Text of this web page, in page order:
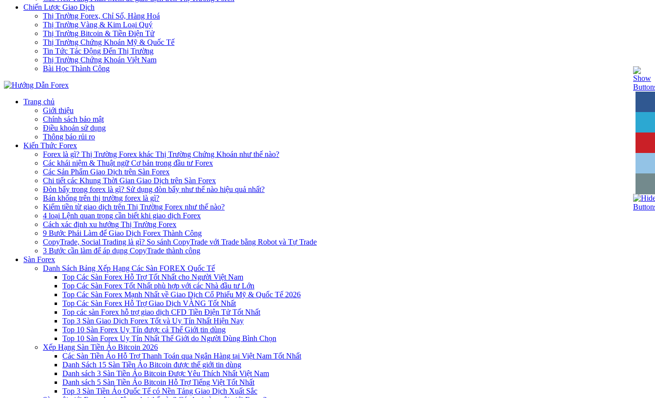
Chiến Lược Giao Dịch
Thị Trường Forex, Chỉ Số, Hàng Hoá
Thị Trường Vàng & Kim Loại Quý
Thị Trường Bitcoin & Tiền Điện Tử
Thị Trường Chứng Khoán Mỹ & Quốc Tế
Tin Tức Tác Động Đến Thị Trường
Thị Trường Chứng Khoán Việt Nam
Bài Học Thành Công
Trang chủ
Giới thiệu
Chính sách bảo mật
Điều khoản sử dụng
Thông báo rủi ro
Kiến Thức Forex
Forex là gì? Thị Trường Forex khác Thị Trường Chứng Khoán như thế nào?
Các khái niệm & Thuật ngữ Cơ bản trong đầu tư Forex
Các Sản Phẩm Giao Dịch trên Sàn Forex
Chi tiết các Khung Thời Gian Giao Dịch trên Sàn Forex
Đòn bẩy trong forex là gì? Sử dụng đòn bẩy như thế nào hiệu quả nhất?
Bán khống trên thị trường forex là gì?
Kiếm tiền từ giao dịch trên Thị Trường Forex như thế nào?
4 loại Lệnh quan trọng cần biết khi giao dịch Forex
Cách xác định xu hướng Thị Trường Forex
9 Bước Phải Làm để Giao Dịch Forex Thành Công
CopyTrade, Social Trading là gì? So sánh CopyTrade với Trade bằng Robot và Tự Trade
3 Bước cần làm để áp dụng CopyTrade thành công
Sàn Forex
Danh Sách Bảng Xếp Hạng Các Sàn FOREX Quốc Tế
Top Các Sàn Forex Hỗ Trợ Tốt Nhất cho Người Việt Nam
Top Các Sàn Forex Tốt Nhất phù hợp với các Nhà đầu tư Lớn
Top Các Sàn Forex Mạnh Nhất về Giao Dịch Cổ Phiếu Mỹ & Quốc Tế 2026
Top Các Sàn Forex Hỗ Trợ Giao Dịch VÀNG Tốt Nhất
Top các sàn Forex hỗ trợ giao dịch CFD Tiền Điện Tử Tốt Nhất
Top 3 Sàn Giao Dịch Forex Tốt và Uy Tín Nhất Hiện Nay
Top 10 Sàn Forex Uy Tín được cả Thế Giới tin dùng
Top 10 Sàn Forex Uy Tín Nhất Thế Giới do Người Dùng Bình Chọn
Xếp Hạng Sàn Tiền Ảo Bitcoin 2026
Các Sàn Tiền Ảo Hỗ Trợ Thanh Toán qua Ngân Hàng tại Việt Nam Tốt Nhất
Danh Sách 15 Sàn Tiền Ảo Bitcoin được thế giới tin dùng
Danh sách 3 Sàn Tiền Ảo Bitcoin Được Yêu Thích Nhất Việt Nam
Danh sách 5 Sàn Tiền Ảo Bitcoin Hỗ Trợ Tiếng Việt Tốt Nhất
Top 3 Sàn Tiền Ảo Quốc Tế có Nền Tảng Giao Dịch Xuất Sắc